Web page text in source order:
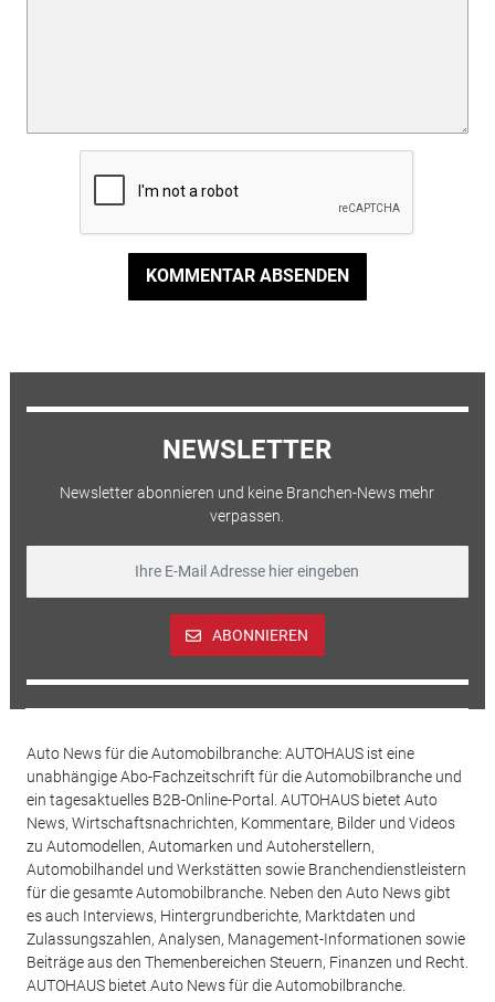
KOMMENTAR ABSENDEN
NEWSLETTER
Newsletter abonnieren und keine Branchen-News mehr
verpassen.
ABONNIEREN
Auto News für die Automobilbranche: AUTOHAUS ist eine
unabhängige Abo-Fachzeitschrift für die Automobilbranche und
ein tagesaktuelles B2B-Online-Portal. AUTOHAUS bietet Auto
News, Wirtschaftsnachrichten, Kommentare, Bilder und Videos
zu Automodellen, Automarken und Autoherstellern,
Automobilhandel und Werkstätten sowie Branchendienstleistern
für die gesamte Automobilbranche. Neben den Auto News gibt
es auch Interviews, Hintergrundberichte, Marktdaten und
Zulassungszahlen, Analysen, Management-Informationen sowie
Beiträge aus den Themenbereichen Steuern, Finanzen und Recht.
AUTOHAUS bietet Auto News für die Automobilbranche.